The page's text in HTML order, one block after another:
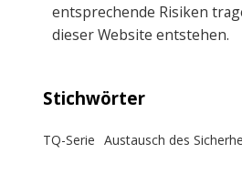
entsprechende Risiken
dieser Website entstehen.
Stichwörter
TQ-Serie Austausch des